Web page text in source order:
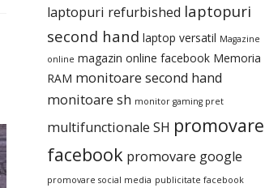
laptopuri refurbished laptopuri
second hand laptop versatil Magazine
online magazin online facebook Memoria
RAM monitoare second hand
monitoare sh monitor gaming pret
multifunctionale SH promovare
facebook promovare google
promovare social media publicitate facebook